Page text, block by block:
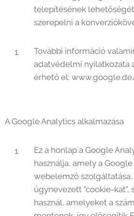
telepítésének
szerepelni a
További információ
adatvédelmi nyilatkozata
érhető el:
A Google Analytics alkalmazása
Ez a honlap a Google
használja, amely a Google
webelemző szolgáltatása.
úgynevezett "cookie-kat",
használ, amelyeket a